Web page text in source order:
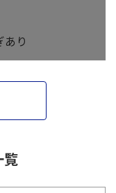
あり
覧